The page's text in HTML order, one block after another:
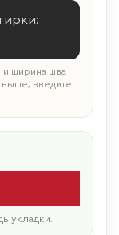
и ширина шва
выше; введите
укладки.